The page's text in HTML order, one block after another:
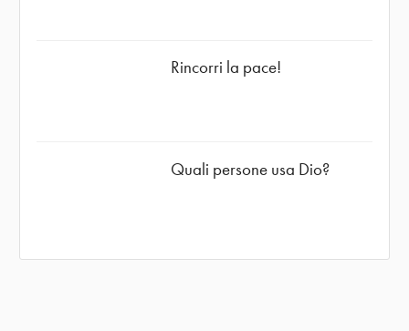
Rincorri la pace!
Quali persone usa Dio?